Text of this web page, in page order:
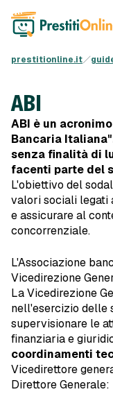
prestitionline.it
ABI
ABI è un
Bancaria
senza finalità di
facenti parte del
L'obiettivo del
valori sociali legati
e assicurare al
concorrenziale.
L'Associazione
Vicedirezione
La Vicedirezione
nell'esercizio delle
supervisionare le
finanziaria e
coordinamenti
Vicedirettore
Direttore Generale: